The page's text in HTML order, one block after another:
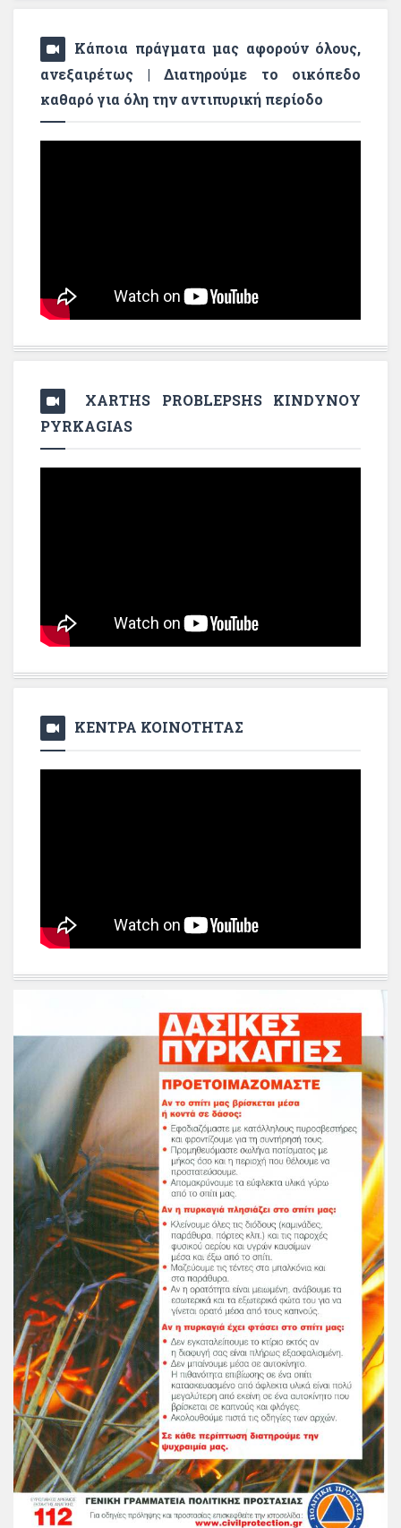
Κάποια πράγματα μας αφορούν όλους,
ανεξαιρέτως | Διατηρούμε το οικόπεδο
καθαρό για όλη την αντιπυρική περίοδο
XARTHS PROBLEPSHS KINDYNOY
PYRKAGIAS
ΚΕΝΤΡΑ ΚΟΙΝΟΤΗΤΑΣ